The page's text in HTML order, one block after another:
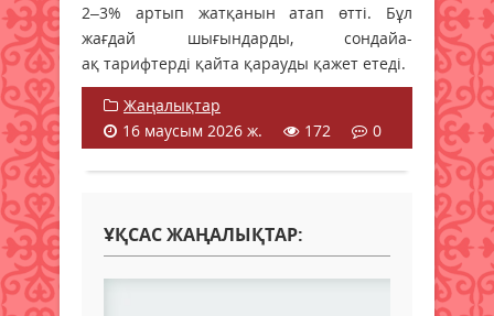
2–3% артып жатқанын атап өтті. Бұл
жағдай шығындарды, сондайа-
ақ тарифтерді қайта қарауды қажет етеді.
Жаңалықтар
16 маусым 2026 ж.
172 0
ҰҚСАС ЖАҢАЛЫҚТАР: